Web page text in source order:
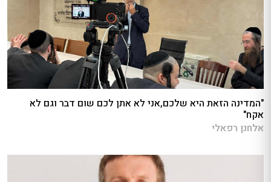
"המדינה הזאת היא שלכם,אני לא אתן לכם שום דבר וגם לא
אקח"
אלחנן רפאלי